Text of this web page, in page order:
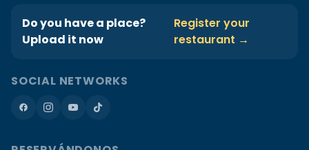
Do you have a place?
Upload it now
Register your
restaurant →
SOCIAL NETWORKS